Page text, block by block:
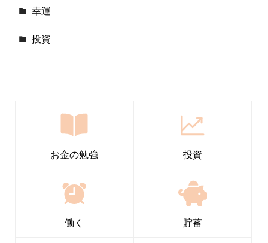
幸運
投資
お金の勉強 投資
働く 貯蓄